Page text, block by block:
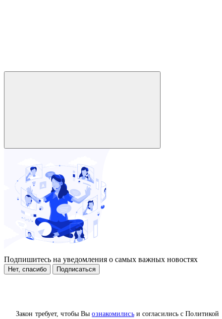
Закон требует, чтобы Выознакомилисьи согласились с Политикой
Подпишитесь на уведомления о самых важных новостях
Нет, спасибо Подписаться